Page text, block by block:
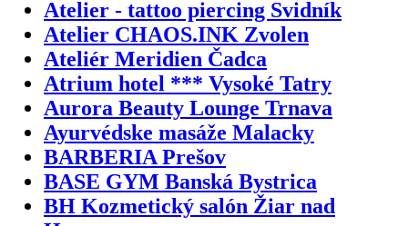
Atelier - tattoo piercing Svidník
Atelier CHAOS.INK Zvolen
Ateliér Meridien Čadca
Atrium hotel *** Vysoké Tatry
Aurora Beauty Lounge Trnava
Ayurvédske masáže Malacky
BARBERIA Prešov
BASE GYM Banská Bystrica
BH Kozmetický salón Žiar nad